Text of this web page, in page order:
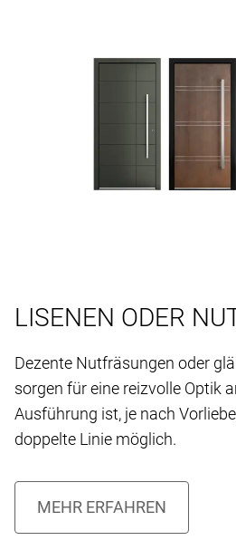
LISENEN ODER
Dezente Nutfräsungen oder
sorgen für eine reizvolle Optik
Ausführung ist, je nach
doppelte Linie möglich.